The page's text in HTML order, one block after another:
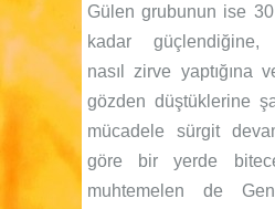
Gülen grubunun ise
kadar güçlendiğine,
nasıl zirve yaptığına
gözden düştüklerine
mücadele sürgit
göre bir yerde
muhtemelen de